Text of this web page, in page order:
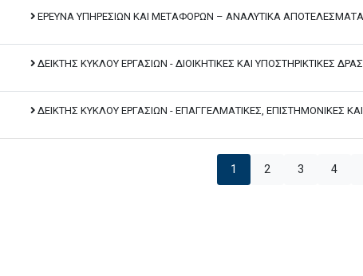
ΕΡΕΥΝΑ ΥΠΗΡΕΣΙΩΝ ΚΑΙ ΜΕΤΑΦΟΡΩΝ – ΑΝΑΛΥΤΙΚΑ
ΔΕΙΚΤΗΣ ΚΥΚΛΟΥ ΕΡΓΑΣΙΩΝ - ΔΙΟΙΚΗΤΙΚΕΣ ΚΑΙ ΥΠΟΣΤΗΡΙΚΤΙΚΕΣ
ΔΕΙΚΤΗΣ ΚΥΚΛΟΥ ΕΡΓΑΣΙΩΝ - ΕΠΑΓΓΕΛΜΑΤΙΚΕΣ, ΕΠΙΣΤΗΜΟΝΙΚΕΣ
1 2 3 4